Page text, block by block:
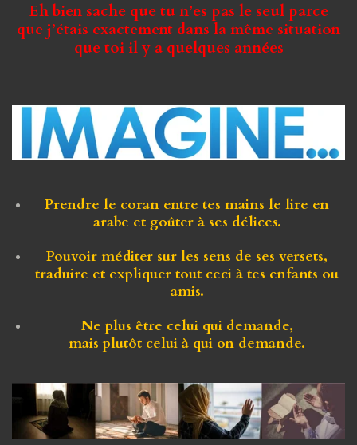
Eh bien sache que tu n’es pas le seul parce
que j’étais exactement dans la même situation
que toi il y a quelques années
Prendre le coran entre tes mains le lire en
arabe et goûter à ses délices.
Pouvoir méditer sur les sens de ses versets,
traduire et expliquer tout ceci à tes enfants ou
amis.
Ne plus être celui qui demande,
mais plutôt celui à qui on demande.